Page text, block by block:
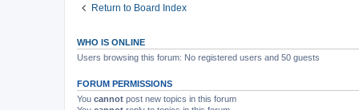
Return to Board Index
WHO IS ONLINE
Users browsing this forum: No registered users and 50 guests
FORUM PERMISSIONS
You cannot post new topics in this forum